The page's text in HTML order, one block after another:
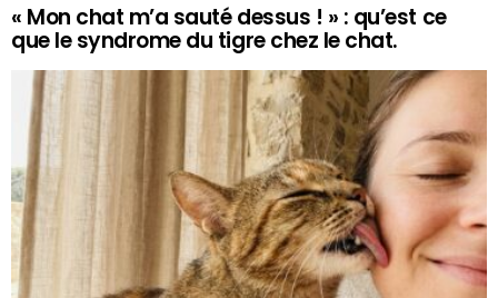
« Mon chat m’a sauté dessus ! » : qu’est ce
que le syndrome du tigre chez le chat.